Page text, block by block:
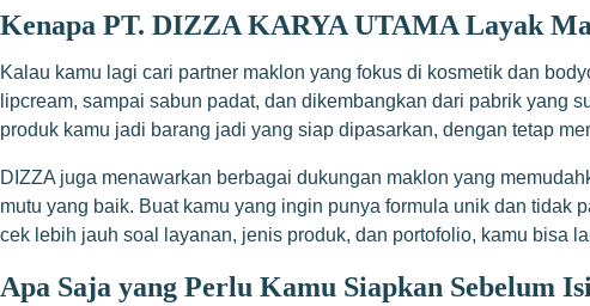
Kenapa PT. DIZZA KARYA UTAMA Layak
Kalau kamu lagi cari partner maklon yang fokus di kosmetik dan
lipcream, sampai sabun padat, dan dikembangkan dari pabrik yang
produk kamu jadi barang jadi yang siap dipasarkan, dengan tetap
DIZZA juga menawarkan berbagai dukungan maklon yang
mutu yang baik. Buat kamu yang ingin punya formula unik dan
cek lebih jauh soal layanan, jenis produk, dan portofolio, kamu bisa
Apa Saja yang Perlu Kamu Siapkan Sebelum